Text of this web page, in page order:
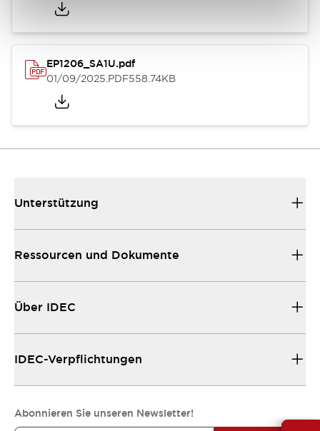
EP1206_SA1U.pdf
01/09/2025.PDF558.74KB
Unterstützung
Ressourcen und Dokumente
Über IDEC
IDEC-Verpflichtungen
Abonnieren Sie unseren Newsletter!